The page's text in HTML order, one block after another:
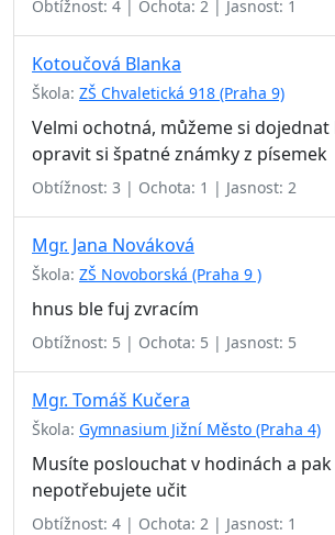
Obtížnost: 4 | Ochota: 2 | Jasnost: 1
Kotoučová Blanka
Škola: ZŠ Chvaletická 918 (Praha 9)
Velmi ochotná, můžeme si dojednat
opravit si špatné známky z písemek
Obtížnost: 3 | Ochota: 1 | Jasnost: 2
Mgr. Jana Nováková
Škola: ZŠ Novoborská (Praha 9 )
hnus ble fuj zvracím
Obtížnost: 5 | Ochota: 5 | Jasnost: 5
Mgr. Tomáš Kučera
Škola: Gymnasium Jižní Město (Praha 4)
Musíte poslouchat v hodinách a
nepotřebujete učit
Obtížnost: 4 | Ochota: 2 | Jasnost: 1